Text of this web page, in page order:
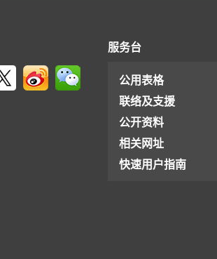
服务台
公用表格
联络及支援
公开资料
相关网址
快速用户指南